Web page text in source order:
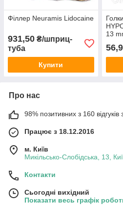
Філлер Neuramis Lidocaine
931,50 ₴/шприц-
туба
Купити
13
Про нас
98% позитивних з 160 відгуків
Працює з 18.12.2016
м. Київ
Микільсько-Слобідська, 13,
Контакти
Сьогодні вихідний
Показати весь графік